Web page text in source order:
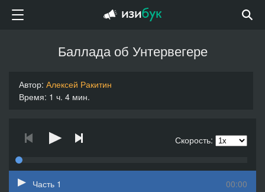
Баллада об Унтервегере
Автор: Алексей Ракитин
Время: 1 ч. 4 мин.
Скорость:
00:00
Часть 1